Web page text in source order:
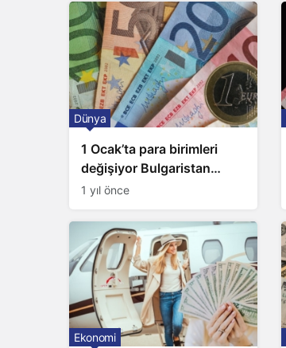
1 Ocak’ta para birimleri
değişiyor Bulgaristan
Euro’ya geçiyor
Dünya
1 yıl önce
Ekonomi